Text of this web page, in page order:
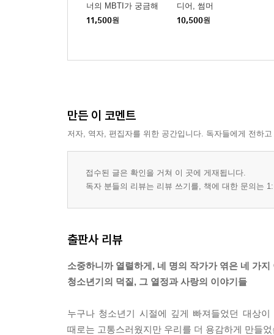
너의 MBTI가 궁금해
11,500원
디어, 썸머
10,500원
만든 이 코멘트
저자, 역자, 편집자를 위한 공간입니다. 독자들에게 전하
접수된 글은 확인을 거쳐 이 곳에 게재됩니다.
독자 분들의 리뷰는 리뷰 쓰기를, 책에 대한 문의는
출판사 리뷰
소중하니까 열렬하게, 네 명의 작가가 엮은 네 가지
청소년기의 덕질, 그 열정과 사랑의 이야기들
누구나 청소년기 시절에 깊게 빠져들었던 대상
때로는 고통스러웠지만 우리를 더 용감하게 만들